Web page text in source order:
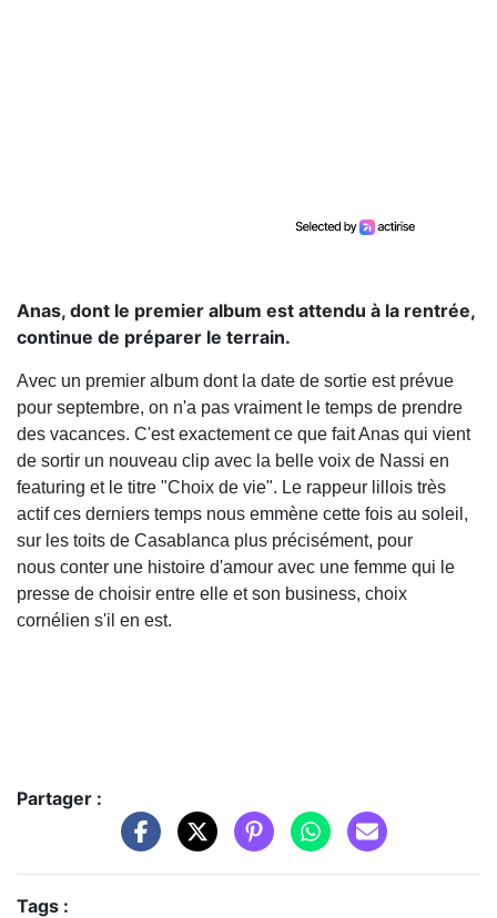
Anas, dont le premier album est attendu à la rentrée,
continue de préparer le terrain.
Avec un premier album dont la date de sortie est prévue
pour septembre, on n'a pas vraiment le temps de prendre
des vacances. C'est exactement ce que fait Anas qui vient
de sortir un nouveau clip avec la belle voix de Nassi en
featuring et le titre "Choix de vie". Le rappeur lillois très
actif ces derniers temps nous emmène cette fois au soleil,
sur les toits de Casablanca plus précisément, pour
nous conter une histoire d'amour avec une femme qui le
presse de choisir entre elle et son business, choix
cornélien s'il en est.
Partager :
Tags :